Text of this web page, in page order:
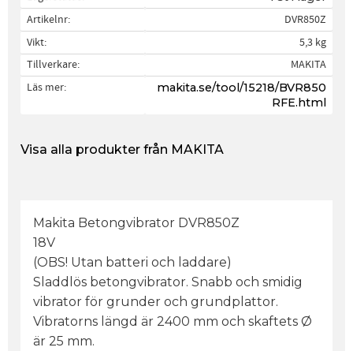
Artikelnr
DVR850Z
Vikt
5,3 kg
Tillverkare
MAKITA
Läs mer
makita.se/tool/15218/BVR850
RFE.html
Visa alla produkter från MAKITA
Makita Betongvibrator DVR850Z
18V
(OBS! Utan batteri och laddare)
Sladdlös betongvibrator. Snabb och smidig
vibrator för grunder och grundplattor.
Vibratorns längd är 2400 mm och skaftets Ø
är 25 mm.